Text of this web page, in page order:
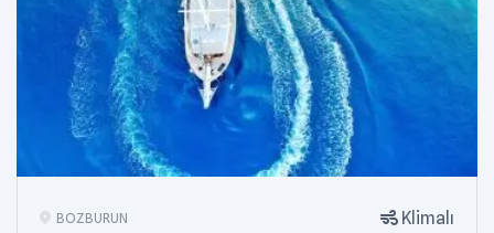
BOZBURUN Klimalı